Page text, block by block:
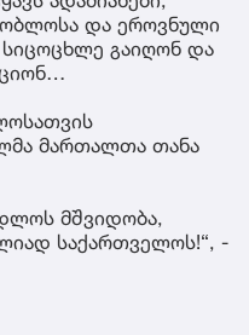
და ეროვნული
გაიღონ და
მართალთა თანა
მშვიდობა,
საქართველოს!“, -